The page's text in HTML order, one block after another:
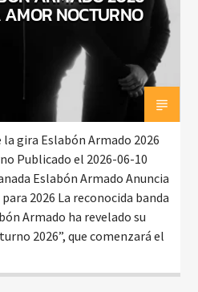
NOCTURNO
la gira Eslabón Armado 2026
Publicado el 2026-06-10
Eslabón Armado Anuncia
2026 La reconocida banda
Armado ha revelado su
2026”, que comenzará el